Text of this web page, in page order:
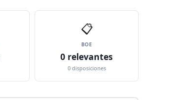
📋
BOE
0 relevantes
0 disposiciones